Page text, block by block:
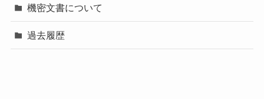
機密文書について
過去履歴